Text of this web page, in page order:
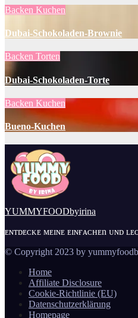
Backen Kuchen
Dubai-Schokoladen-Brownie
Backen Torten
Dubai-Schokoladen-Torte
Backen Kuchen
Bueno-Kuchen
YUMMYFOODbyirina
ᴇɴᴛᴅᴇᴄᴋᴇ ᴍᴇɪɴᴇ ᴇɪɴғᴀᴄʜᴇn ᴜɴᴅ
© Copyright 2023 by
Home
Affiliate Disclosure
Cookie-Richtlinie (EU)
Datenschutzerklärung
Homepage